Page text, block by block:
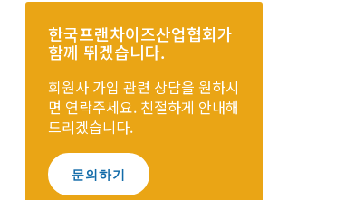
한국프랜차이즈산업협회가
함께 뛰겠습니다.
회원사 가입 관련 상담을 원하시
면 연락주세요. 친절하게 안내해
드리겠습니다.
문의하기